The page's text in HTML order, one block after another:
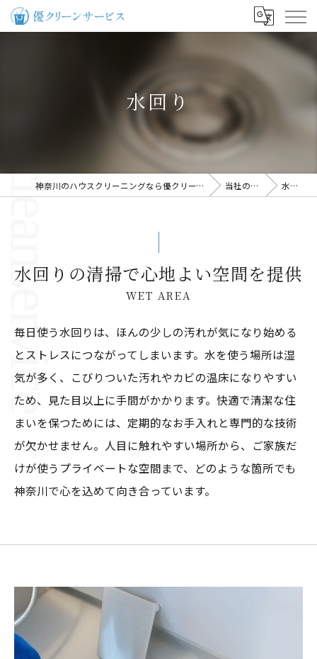
水回り
神奈川のハウスクリーニングなら優クリーンサービス 当社の特徴 水回り
水回りの清掃で心地よい空間を提供
WET AREA
毎日使う水回りは、ほんの少しの汚れが気になり始める
とストレスにつながってしまいます。水を使う場所は湿
気が多く、こびりついた汚れやカビの温床になりやすい
ため、見た目以上に手間がかかります。快適で清潔な住
まいを保つためには、定期的なお手入れと専門的な技術
が欠かせません。人目に触れやすい場所から、ご家族だ
けが使うプライベートな空間まで、どのような箇所でも
神奈川で心を込めて向き合っています。